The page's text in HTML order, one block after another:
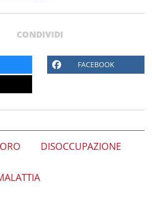
CONDIVIDI
FACEBOOK
DISOCCUPAZIONE